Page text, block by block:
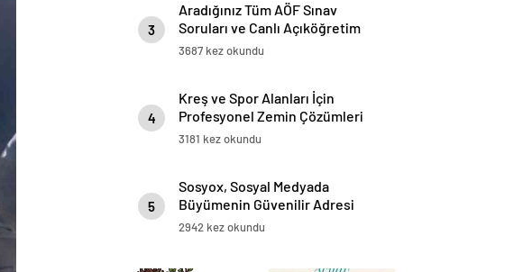
3
Aradığınız Tüm AÖF Sınav
Soruları ve Canlı Açıköğretim
Forumu Burada
3687 kez okundu
4
Kreş ve Spor Alanları İçin
Profesyonel Zemin Çözümleri
3181 kez okundu
5
Sosyox, Sosyal Medyada
Büyümenin Güvenilir Adresi
Olarak Öne Çıkıyor
2942 kez okundu